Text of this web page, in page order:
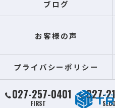
027-257-0401
FIRST
027-
ブログ
お客様の声
プライバシーポリシー